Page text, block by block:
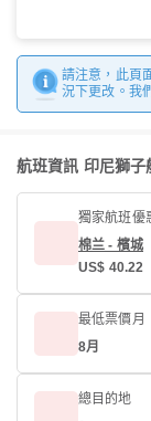
請注意，此頁
況下更改。我
航班資訊 印尼獅
獨家航班優
棉兰 - 檳城
US$ 40.22
最低票價月
8月
總目的地